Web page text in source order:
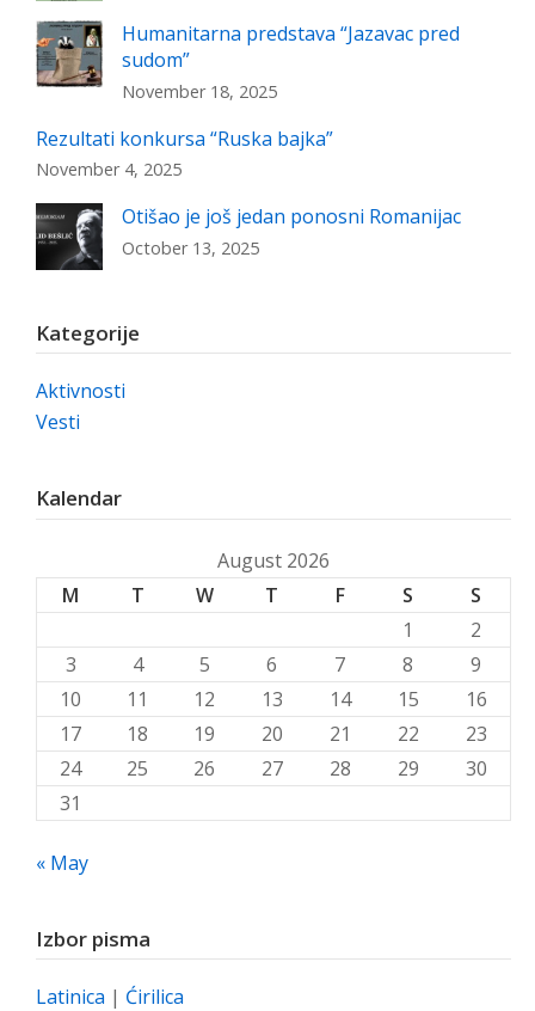
Humanitarna predstava “Jazavac pred
sudom”
November 18, 2025
Rezultati konkursa “Ruska bajka”
November 4, 2025
Otišao je još jedan ponosni Romanijac
October 13, 2025
Kategorije
Aktivnosti
Vesti
Kalendar
August 2026
M
T W T F S
S
1
2
3
4 5 6 7 8
9
10
11 12 13 14 15
16
17
18 19 20 21 22
23
24
25 26 27 28 29
30
31
« May
Izbor pisma
Latinica | Ćirilica